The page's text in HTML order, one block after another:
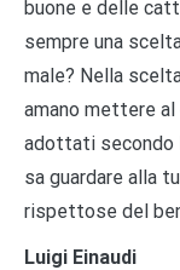
buone e delle
sempre una
male? Nella
amano mettere
adottati secondo
sa guardare alla
rispettose del
Luigi Einaudi